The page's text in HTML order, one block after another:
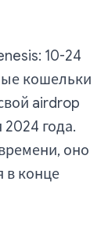
10-24
кошельки
airdrop
2024 года.
оно
в конце